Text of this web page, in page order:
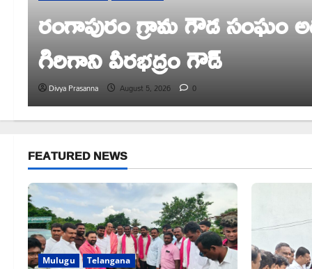
రంగాపురం గ్రామ గౌడ సంఘం
గిరిగాని వీరభద్రం గౌడ్
Divya Prasanna August 5, 2026 0
FEATURED NEWS
Mulugu Telangana